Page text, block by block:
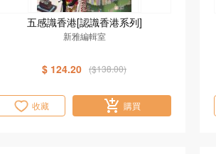
五感識香港[認識香港系列]
新雅編輯室
$ 124.20 ($138.00)
收藏 購買